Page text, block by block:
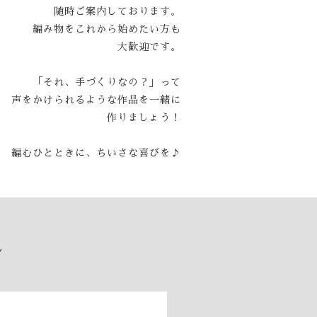
随時ご案内しております。
編み物をこれから始めたい方も
大歓迎です。
「それ、手づくりなの？」って
声をかけられるような作品を一緒に
作りましょう！
編むひとときに、ちいさな喜びを♪